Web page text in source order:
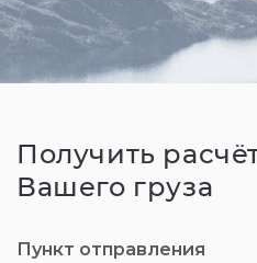
Получить
Вашего груза